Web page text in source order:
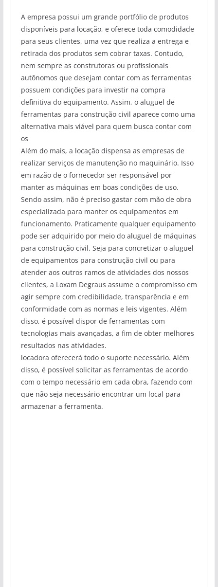
A empresa possui um grande portfólio de produtos
disponíveis para locação, e oferece toda comodidade
para seus clientes, uma vez que realiza a entrega e
retirada dos produtos sem cobrar taxas. Contudo,
nem sempre as construtoras ou profissionais
autônomos que desejam contar com as ferramentas
possuem condições para investir na compra
definitiva do equipamento. Assim, o aluguel de
ferramentas para construção civil aparece como uma
alternativa mais viável para quem busca contar com
os
Além do mais, a locação dispensa as empresas de
realizar serviços de manutenção no maquinário. Isso
em razão de o fornecedor ser responsável por
manter as máquinas em boas condições de uso.
Sendo assim, não é preciso gastar com mão de obra
especializada para manter os equipamentos em
funcionamento. Praticamente qualquer equipamento
pode ser adquirido por meio do aluguel de máquinas
para construção civil. Seja para concretizar o aluguel
de equipamentos para construção civil ou para
atender aos outros ramos de atividades dos nossos
clientes, a Loxam Degraus assume o compromisso em
agir sempre com credibilidade, transparência e em
conformidade com as normas e leis vigentes. Além
disso, é possível dispor de ferramentas com
tecnologias mais avançadas, a fim de obter melhores
resultados nas atividades.
locadora oferecerá todo o suporte necessário. Além
disso, é possível solicitar as ferramentas de acordo
com o tempo necessário em cada obra, fazendo com
que não seja necessário encontrar um local para
armazenar a ferramenta.